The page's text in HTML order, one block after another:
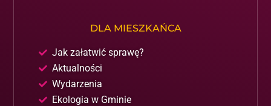
DLA MIESZKAŃCA
Jak załatwić sprawę?
Aktualności
Wydarzenia
Ekologia w Gminie